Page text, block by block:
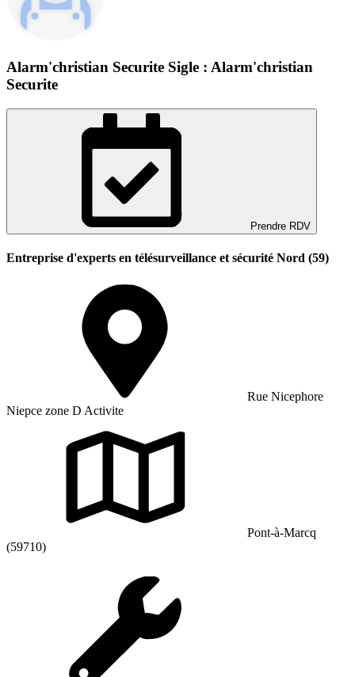
Alarm'christian Securite Sigle : Alarm'christian
Securite
Prendre RDV
Entreprise d'experts en télésurveillance et sécurité Nord (59)
Rue Nicephore
Niepce zone D Activite
Pont-à-Marcq
(59710)